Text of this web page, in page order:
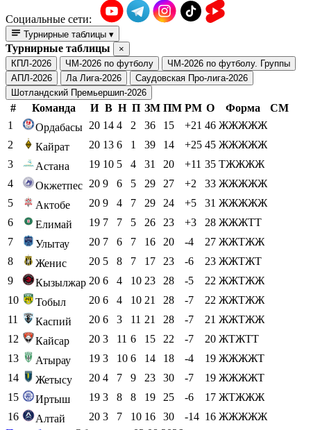
Социальные сети:
Турнирные таблицы ▾
Турнирные таблицы
×
КПЛ-2026
ЧМ-2026 по футболу
ЧМ-2026 по футболу. Группы
АПЛ-2026
Ла Лига-2026
Саудовская Про-лига-2026
Шотландский Премьершип-2026
# Команда И В Н П ЗМ ПМ РМ О Форма
СМ
1
Ордабасы 20 14 4 2 36 15 +21 46 ЖЖЖЖЖ
2
Кайрат 20 13 6 1 39 14 +25 45 ЖЖЖЖЖ
3
Астана 19 10 5 4 31 20 +11 35 ТЖЖЖЖ
4
Окжетпес 20 9 6 5 29 27 +2 33 ЖЖЖЖЖ
5
Актобе 20 9 4 7 29 24 +5 31 ЖЖЖЖЖ
6
Елимай 19 7 7 5 26 23 +3 28 ЖЖЖТТ
7
Улытау 20 7 6 7 16 20 -4 27 ЖЖТЖЖ
8
Женис 20 5 8 7 17 23 -6 23 ЖЖТЖТ
9
Кызылжар 20 6 4 10 23 28 -5 22 ЖЖТЖЖ
10
Тобыл 20 6 4 10 21 28 -7 22 ЖЖТЖЖ
11
Каспий 20 6 3 11 21 28 -7 21 ЖЖТЖЖ
12
Кайсар 20 3 11 6 15 22 -7 20 ЖТЖТТ
13
Атырау 19 3 10 6 14 18 -4 19 ЖЖЖЖТ
14
Жетысу 20 4 7 9 23 30 -7 19 ЖЖЖЖТ
15
Иртыш 19 3 8 8 19 25 -6 17 ЖТЖЖЖ
16
Алтай 20 3 7 10 16 30 -14 16 ЖЖЖЖЖ